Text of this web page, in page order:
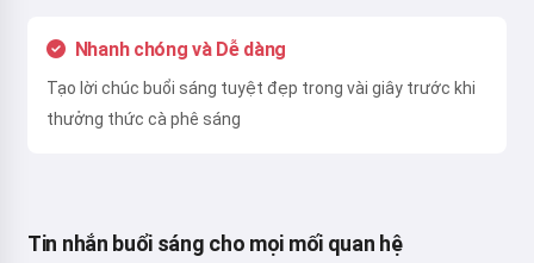
Nhanh chóng và Dễ dàng
Tạo lời chúc buổi sáng tuyệt đẹp trong vài giây trước khi
thưởng thức cà phê sáng
Tin nhắn buổi sáng cho mọi mối quan hệ